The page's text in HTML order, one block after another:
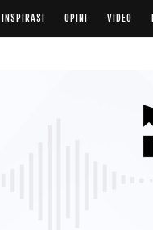
INSPIRASI OPINI VIDEO